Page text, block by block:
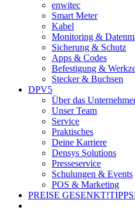
enwitec
Smart Meter
Kabel
Monitoring &
Sicherung & Schutz
Apps & Codes
Befestigung &
Stecker & Buchsen
DPV5
Über das
Unser Team
Service
Praktisches
Deine Karriere
Densys Solutions
Presseservice
Schulungen & Events
POS & Marketing
PREISE GESENKT!TIPPS